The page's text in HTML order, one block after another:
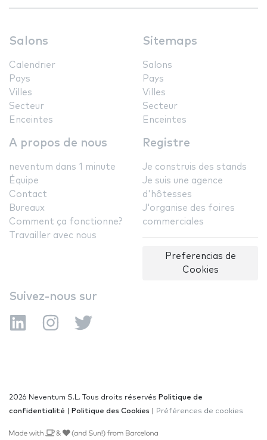
Salons
Calendrier
Pays
Villes
Secteur
Enceintes
Sitemaps
Salons
Pays
Villes
Secteur
Enceintes
A propos de nous
neventum dans 1 minute
Équipe
Contact
Bureaux
Comment ça fonctionne?
Travailler avec nous
Registre
Je construis des stands
Je suis une agence
d'hôtesses
J'organise des foires
commerciales
Preferencias de
Cookies
Suivez-nous sur
2026 Neventum S.L. Tous droits réservés Politique de
confidentialité
Politique des Cookies Préférences de cookies